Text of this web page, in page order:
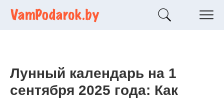
Лунный календарь на 1
сентября 2025 года: Как